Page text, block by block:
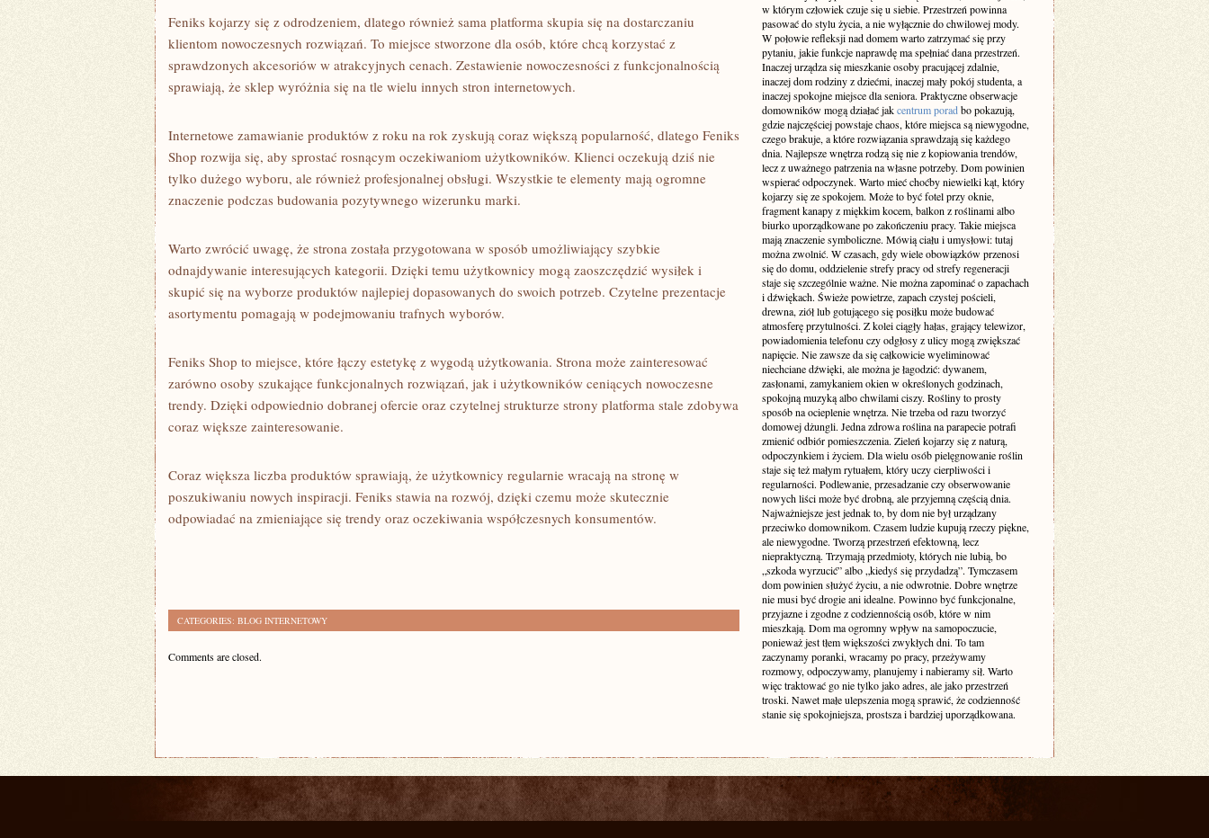
Feniks kojarzy się z odrodzeniem, dlatego również sama platforma skupia się na dostarczaniu
klientom nowoczesnych rozwiązań. To miejsce stworzone dla osób, które chcą korzystać z
sprawdzonych akcesoriów w atrakcyjnych cenach. Zestawienie nowoczesności z funkcjonalnością
sprawiają, że sklep wyróżnia się na tle wielu innych stron internetowych.
Internetowe zamawianie produktów z roku na rok zyskują coraz większą popularność, dlatego Feniks
Shop rozwija się, aby sprostać rosnącym oczekiwaniom użytkowników. Klienci oczekują dziś nie
tylko dużego wyboru, ale również profesjonalnej obsługi. Wszystkie te elementy mają ogromne
znaczenie podczas budowania pozytywnego wizerunku marki.
Warto zwrócić uwagę, że strona została przygotowana w sposób umożliwiający szybkie
odnajdywanie interesujących kategorii. Dzięki temu użytkownicy mogą zaoszczędzić wysiłek i
skupić się na wyborze produktów najlepiej dopasowanych do swoich potrzeb. Czytelne prezentacje
asortymentu pomagają w podejmowaniu trafnych wyborów.
Feniks Shop to miejsce, które łączy estetykę z wygodą użytkowania. Strona może zainteresować
zarówno osoby szukające funkcjonalnych rozwiązań, jak i użytkowników ceniących nowoczesne
trendy. Dzięki odpowiednio dobranej ofercie oraz czytelnej strukturze strony platforma stale zdobywa
coraz większe zainteresowanie.
Coraz większa liczba produktów sprawiają, że użytkownicy regularnie wracają na stronę w
poszukiwaniu nowych inspiracji. Feniks stawia na rozwój, dzięki czemu może skutecznie
odpowiadać na zmieniające się trendy oraz oczekiwania współczesnych konsumentów.
CATEGORIES: BLOG INTERNETOWY
Comments are closed.
w którym człowiek czuje się u siebie. Przestrzeń powinna
pasować do stylu życia, a nie wyłącznie do chwilowej mody.
W połowie refleksji nad domem warto zatrzymać się przy
pytaniu, jakie funkcje naprawdę ma spełniać dana przestrzeń.
Inaczej urządza się mieszkanie osoby pracującej zdalnie,
inaczej dom rodziny z dziećmi, inaczej mały pokój studenta, a
inaczej spokojne miejsce dla seniora. Praktyczne obserwacje
domowników mogą działać jakcentrum poradbo pokazują,
gdzie najczęściej powstaje chaos, które miejsca są niewygodne,
czego brakuje, a które rozwiązania sprawdzają się każdego
dnia. Najlepsze wnętrza rodzą się nie z kopiowania trendów,
lecz z uważnego patrzenia na własne potrzeby. Dom powinien
wspierać odpoczynek. Warto mieć choćby niewielki kąt, który
kojarzy się ze spokojem. Może to być fotel przy oknie,
fragment kanapy z miękkim kocem, balkon z roślinami albo
biurko uporządkowane po zakończeniu pracy. Takie miejsca
mają znaczenie symboliczne. Mówią ciału i umysłowi: tutaj
można zwolnić. W czasach, gdy wiele obowiązków przenosi
się do domu, oddzielenie strefy pracy od strefy regeneracji
staje się szczególnie ważne. Nie można zapominać o zapachach
i dźwiękach. Świeże powietrze, zapach czystej pościeli,
drewna, ziół lub gotującego się posiłku może budować
atmosferę przytulności. Z kolei ciągły hałas, grający telewizor,
powiadomienia telefonu czy odgłosy z ulicy mogą zwiększać
napięcie. Nie zawsze da się całkowicie wyeliminować
niechciane dźwięki, ale można je łagodzić: dywanem,
zasłonami, zamykaniem okien w określonych godzinach,
spokojną muzyką albo chwilami ciszy. Rośliny to prosty
sposób na ocieplenie wnętrza. Nie trzeba od razu tworzyć
domowej dżungli. Jedna zdrowa roślina na parapecie potrafi
zmienić odbiór pomieszczenia. Zieleń kojarzy się z naturą,
odpoczynkiem i życiem. Dla wielu osób pielęgnowanie roślin
staje się też małym rytuałem, który uczy cierpliwości i
regularności. Podlewanie, przesadzanie czy obserwowanie
nowych liści może być drobną, ale przyjemną częścią dnia.
Najważniejsze jest jednak to, by dom nie był urządzany
przeciwko domownikom. Czasem ludzie kupują rzeczy piękne,
ale niewygodne. Tworzą przestrzeń efektowną, lecz
niepraktyczną. Trzymają przedmioty, których nie lubią, bo
„szkoda wyrzucić” albo „kiedyś się przydadzą”. Tymczasem
dom powinien służyć życiu, a nie odwrotnie. Dobre wnętrze
nie musi być drogie ani idealne. Powinno być funkcjonalne,
przyjazne i zgodne z codziennością osób, które w nim
mieszkają. Dom ma ogromny wpływ na samopoczucie,
ponieważ jest tłem większości zwykłych dni. To tam
zaczynamy poranki, wracamy po pracy, przeżywamy
rozmowy, odpoczywamy, planujemy i nabieramy sił. Warto
więc traktować go nie tylko jako adres, ale jako przestrzeń
troski. Nawet małe ulepszenia mogą sprawić, że codzienność
stanie się spokojniejsza, prostsza i bardziej uporządkowana.